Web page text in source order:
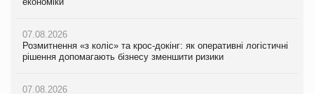
07.08.2026
Розмитнення «з коліс» та крос-докінг: як оперативні логістичні
рішення допомагають бізнесу зменшити ризики
07.08.2026
07.08.2026
EVA.UA запустила кампанію «Хто б знав» про асортимент,
07.08.2026
Kraft Heinz скоротила збиток у першому півріччі
Продажі Hugo Boss впали на 9%